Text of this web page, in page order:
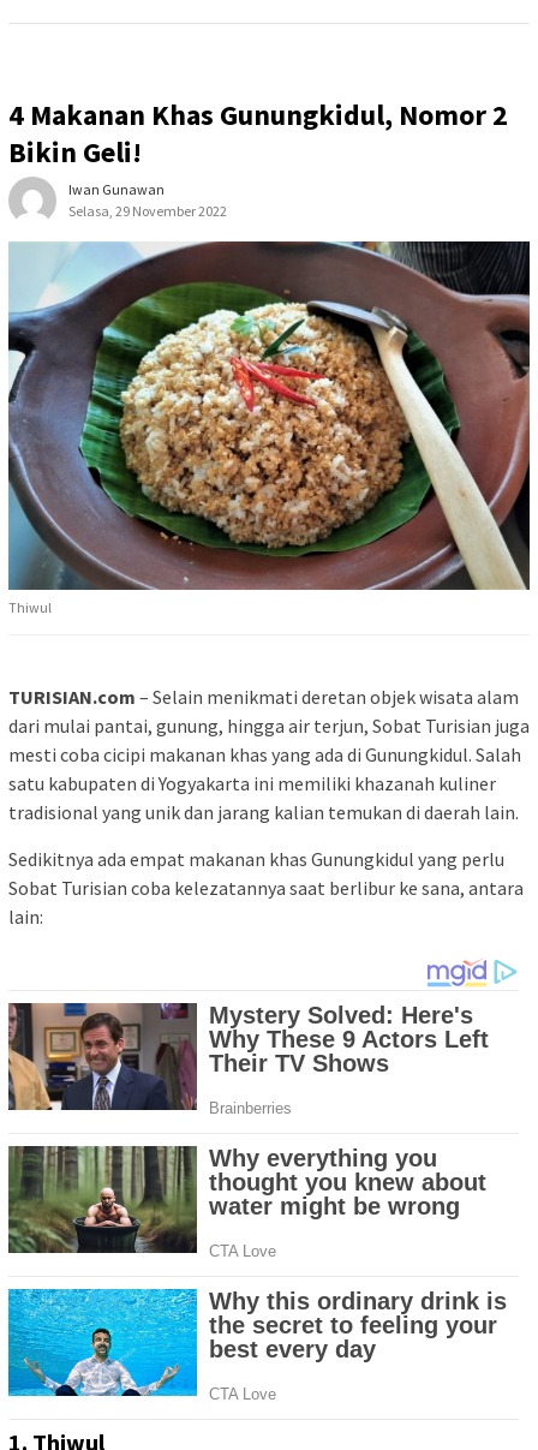
4 Makanan Khas Gunungkidul, Nomor 2
Bikin Geli!
Iwan Gunawan
Selasa, 29 November 2022
Thiwul
TURISIAN.com – Selain menikmati deretan objek wisata alam
dari mulai pantai, gunung, hingga air terjun, Sobat Turisian juga
mesti coba cicipi makanan khas yang ada di Gunungkidul. Salah
satu kabupaten di Yogyakarta ini memiliki khazanah kuliner
tradisional yang unik dan jarang kalian temukan di daerah lain.
Sedikitnya ada empat makanan khas Gunungkidul yang perlu
Sobat Turisian coba kelezatannya saat berlibur ke sana, antara
lain:
1. Thiwul